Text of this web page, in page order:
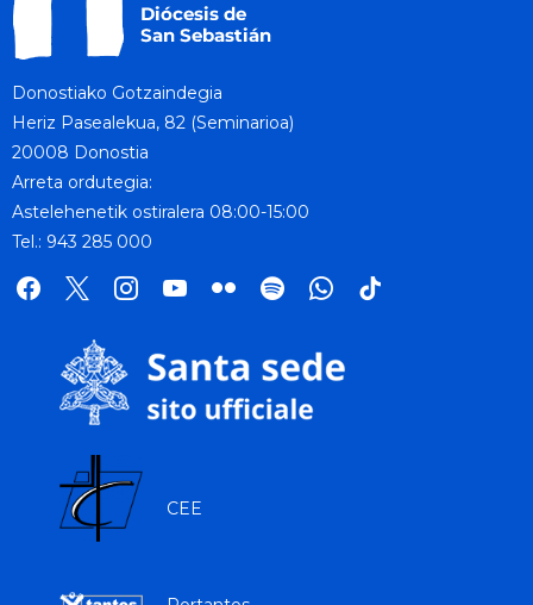
Donostiako Gotzaindegia
Heriz Pasealekua, 82 (Seminarioa)
20008 Donostia
Arreta ordutegia:
Astelehenetik ostiralera 08:00-15:00
Tel.: 943 285 000
facebook
x instagramyoutube
flickr spotifywhatsapp
tik
CEE